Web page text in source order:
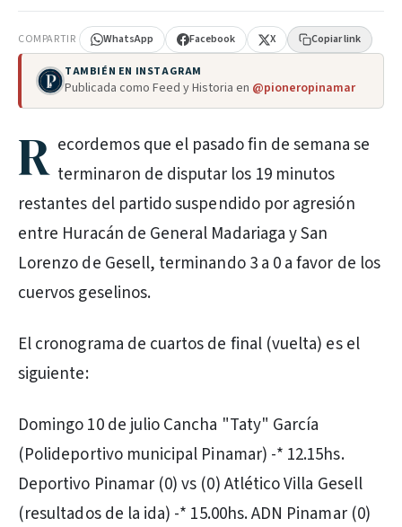
COMPARTIR WhatsApp Facebook X Copiar link
TAMBIÉN EN INSTAGRAM
Publicada como Feed y Historia en @pioneropinamar
R ecordemos que el pasado fin de semana se
terminaron de disputar los 19 minutos
restantes del partido suspendido por agresión
entre Huracán de General Madariaga y San
Lorenzo de Gesell, terminando 3 a 0 a favor de los
cuervos geselinos.
El cronograma de cuartos de final (vuelta) es el
siguiente:
Domingo 10 de julio Cancha "Taty" García
(Polideportivo municipal Pinamar) -* 12.15hs.
Deportivo Pinamar (0) vs (0) Atlético Villa Gesell
(resultados de la ida) -* 15.00hs. ADN Pinamar (0)